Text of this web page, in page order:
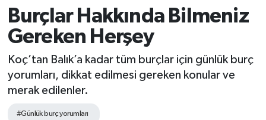
Burçlar Hakkında Bilmeniz
Gereken Herşey
Koç’tan Balık’a kadar tüm burçlar için günlük burç
yorumları, dikkat edilmesi gereken konular ve
merak edilenler.
#Günlük burç yorumları
Magazin
Siyaset
Spor
Yaşam
Trafik Durumu
Süper Lig Puan Durumu ve Fikstür
Tüm Manşetler
Son Dakika Haberleri